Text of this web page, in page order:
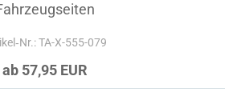
TA-X-555-079
ab 57,95 EUR